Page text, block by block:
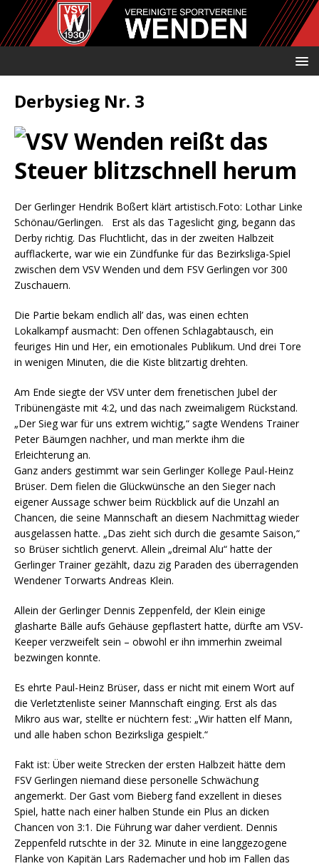
Derbysieg Nr. 3
Der Gerlinger Hendrik Boßert klärt artistisch.Foto: Lothar Linke
Schönau/Gerlingen.
Erst als das Tageslicht ging, begann das
Derby richtig. Das Fluchtlicht, das in der zweiten Halbzeit
aufflackerte, war wie ein Zündfunke für das Bezirksliga-Spiel
zwischen dem VSV Wenden und dem FSV Gerlingen vor 300
Zuschauern.
Die Partie bekam endlich all’ das, was einen echten
Lokalkampf ausmacht: Den offenen Schlagabtausch, ein
feuriges Hin und Her, ein emotionales Publikum. Und drei Tore
in wenigen Minuten, die die Kiste blitzartig drehten.
Am Ende siegte der VSV unter dem frenetischen Jubel der
Tribünengäste mit 4:2, und das nach zweimaligem Rückstand.
„Der Sieg war für uns extrem wichtig,“ sagte Wendens Trainer
Peter Bäumgen nachher, und man merkte ihm die
Erleichterung an.
Ganz anders gestimmt war sein Gerlinger Kollege Paul-Heinz
Brüser. Dem fielen die Glückwünsche an den Sieger nach
eigener Aussage schwer beim Rückblick auf die Unzahl an
Chancen, die seine Mannschaft an diesem Nachmittag wieder
ausgelassen hatte. „Das zieht sich durch die gesamte Saison,“
so Brüser sichtlich genervt. Allein „dreimal Alu“ hatte der
Gerlinger Trainer gezählt, dazu zig Paraden des überragenden
Wendener Torwarts Andreas Klein.
Allein der Gerlinger Dennis Zeppenfeld, der Klein einige
glasharte Bälle aufs Gehäuse gepflastert hatte, dürfte am VSV-
Keeper verzweifelt sein – obwohl er ihn immerhin zweimal
bezwingen konnte.
Es ehrte Paul-Heinz Brüser, dass er nicht mit einem Wort auf
die Verletztenliste seiner Mannschaft einging. Erst als das
Mikro aus war, stellte er nüchtern fest: „Wir hatten elf Mann,
und alle haben schon Bezirksliga gespielt.“
Fakt ist: Über weite Strecken der ersten Halbzeit hätte dem
FSV Gerlingen niemand diese personelle Schwächung
angemerkt. Der Gast vom Bieberg fand exzellent in dieses
Spiel, hatte nach einer halben Stunde ein Plus an dicken
Chancen von 3:1. Die Führung war daher verdient. Dennis
Zeppenfeld rutschte in der 32. Minute in eine langgezogene
Flanke von Kapitän Lars Rademacher und hob im Fallen das